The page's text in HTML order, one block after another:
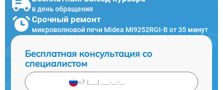
в день обращения
Срочный ремонт
микроволновой печи Midea MI9252RGI-B от 35 минут
Бесплатная консультация со
специалистом